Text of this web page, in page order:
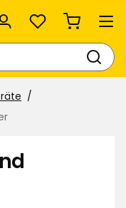
Favoriten